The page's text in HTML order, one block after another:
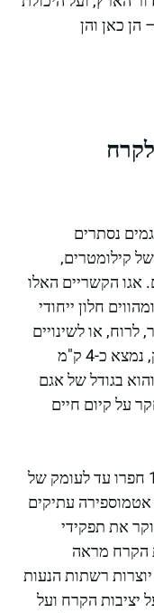
הן כאן והן
קיימים יותר מ-400 אגמים נסתרים
קילומטרים,
אגו הקשריים האלו
חלון ייחודי
או לשינויים
עונתיים. הגדול מביניהם, אגם ווסטרוק, נמצא כ-4 ק"מ
בגודל של אגם
על קיום חיים
חפירות באגם ווסטרוק שנעשו ב-1998 חפרו עד לעומק של
אטמוספירה עתיקים
את תפקידי
הקרח מראה
רשתות הנעות
על יציבות הקרח ועל